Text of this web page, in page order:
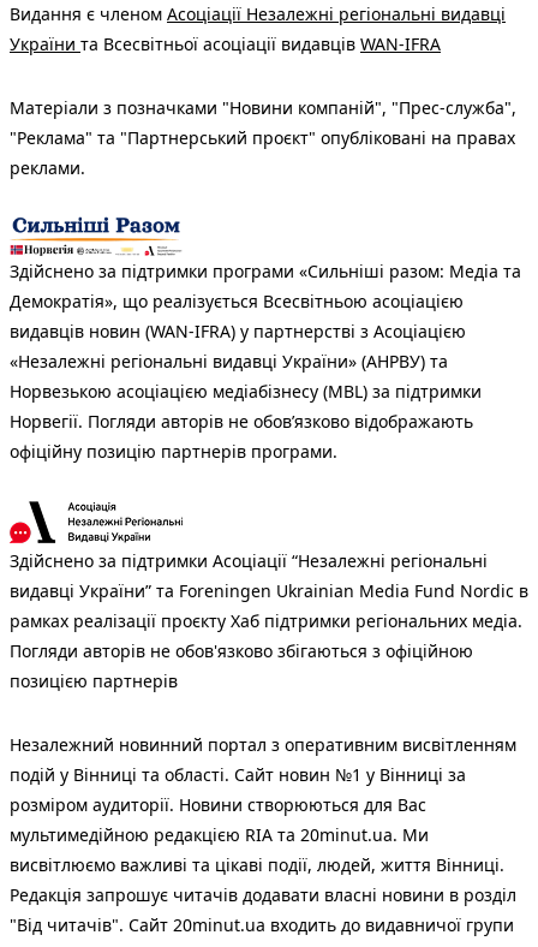
Видання є членом Асоціації Незалежні регіональні видавці
України та Всесвітньої асоціації видавців WAN-IFRA
Матеріали з позначками "Новини компаній", "Прес-служба",
"Реклама" та "Партнерський проєкт" опубліковані на правах
реклами.
Здійснено за підтримки програми «Сильніші разом: Медіа та
Демократія», що реалізується Всесвітньою асоціацією
видавців новин (WAN-IFRA) у партнерстві з Асоціацією
«Незалежні регіональні видавці України» (АНРВУ) та
Норвезькою асоціацією медіабізнесу (MBL) за підтримки
Норвегії. Погляди авторів не обов’язково відображають
офіційну позицію партнерів програми.
Здійснено за підтримки Асоціації “Незалежні регіональні
видавці України” та Foreningen Ukrainian Media Fund Nordic в
рамках реалізації проєкту Хаб підтримки регіональних медіа.
Погляди авторів не обов'язково збігаються з офіційною
позицією партнерів
Незалежний новинний портал з оперативним висвітленням
подій у Вінниці та області. Сайт новин №1 у Вінниці за
розміром аудиторії. Новини створюються для Вас
мультимедійною редакцією RIA та 20minut.ua. Ми
висвітлюємо важливі та цікаві події, людей, життя Вінниці.
Редакція запрошує читачів додавати власні новини в розділ
"Від читачів". Сайт 20minut.ua входить до видавничої групи